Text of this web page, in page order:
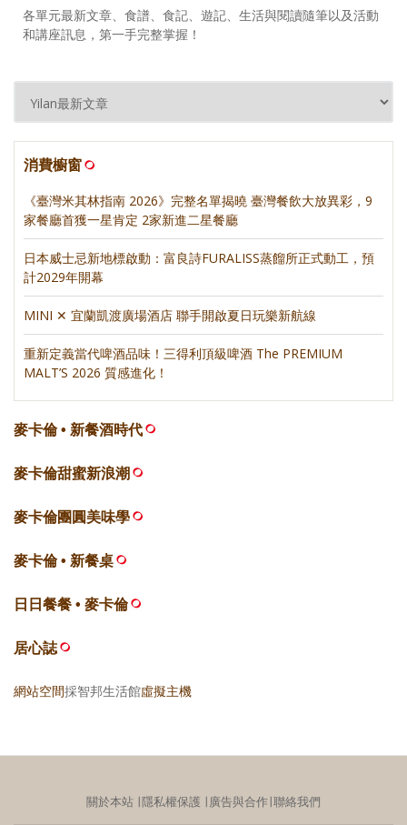
各單元最新文章、食譜、食記、遊記、生活與閱讀隨筆以及活動
和講座訊息，第一手完整掌握！
消費櫥窗
《臺灣米其林指南 2026》完整名單揭曉 臺灣餐飲大放異彩，9
家餐廳首獲一星肯定 2家新進二星餐廳
日本威士忌新地標啟動：富良詩FURALISS蒸餾所正式動工，預
計2029年開幕
MINI ✕ 宜蘭凱渡廣場酒店 聯手開啟夏日玩樂新航線
重新定義當代啤酒品味！三得利頂級啤酒 The PREMIUM
MALT’S 2026 質感進化！
麥卡倫 • 新餐酒時代
麥卡倫甜蜜新浪潮
麥卡倫團圓美味學
麥卡倫 • 新餐桌
日日餐餐 • 麥卡倫
居心誌
網站空間採智邦生活館虛擬主機
關於本站 ∣隱私權保護 ∣ 廣告與合作∣聯絡我們